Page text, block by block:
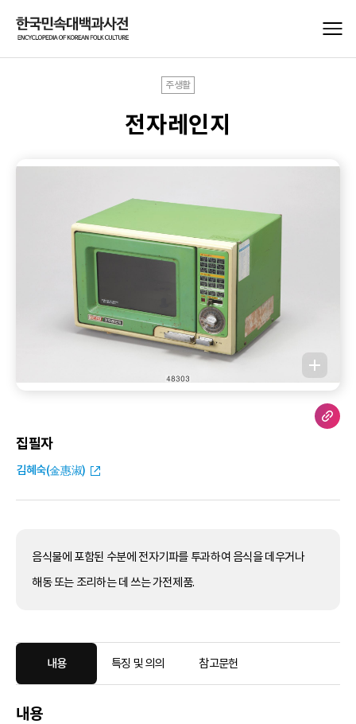
주생활
전자레인지
집필자
김혜숙(金惠淑)
음식물에 포함된 수분에 전자기파를 투과하여 음식을 데우거나
해동 또는 조리하는 데 쓰는 가전제품.
내용 특징 및 의의 참고문헌
내용